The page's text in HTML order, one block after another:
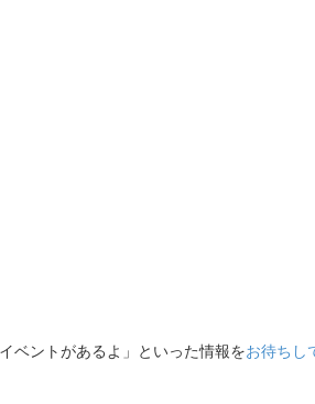
ベントがあるよ」といった情報をお待ちし